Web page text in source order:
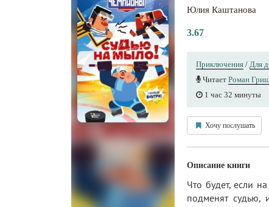
Юлия Каштанова
3.67
Приключения / Для
Читает Роман
1 час 32 минуты
Хочу послушать
Описание книги
Что будет, если
подменят судью,